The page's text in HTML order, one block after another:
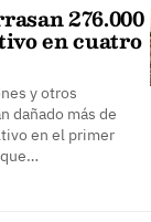
276.000
en cuatro
y otros
dañado más de
en el primer